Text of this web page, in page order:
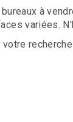
à
variées.